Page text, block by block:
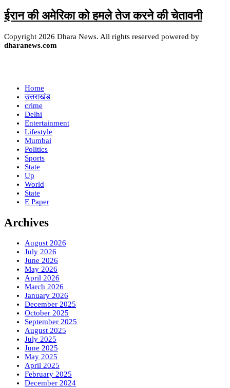
ईरान की अमेरिका को हमले तेज करने की चेतावनी
Copyright 2026 Dhara News. All rights reserved powered by
dharanews.com
Home
उत्तराखंड
crime
Delhi
Entertainment
Lifestyle
Mumbai
Politics
Sports
State
Up
World
State
E Paper
Archives
August 2026
July 2026
June 2026
May 2026
April 2026
March 2026
January 2026
December 2025
October 2025
September 2025
August 2025
July 2025
June 2025
May 2025
April 2025
February 2025
December 2024